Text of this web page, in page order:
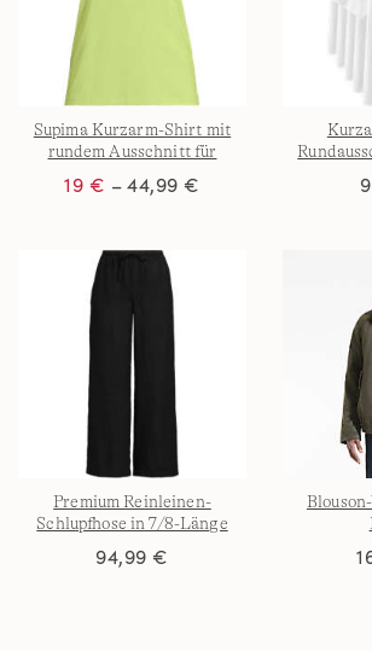
Supima Kurzarm-Shirt mit
rundem Ausschnitt für
19 € – 44,99 €
Premium Reinleinen-
Schlupfhose in 7/8-Länge
94,99 €